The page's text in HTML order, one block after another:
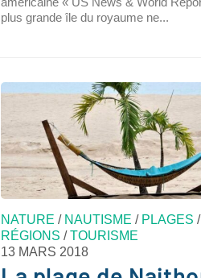
plus grande île du royaume ne...
NATURE / NAUTISME / PLAGES /
RÉGIONS /TOURISME
13 MARS 2018